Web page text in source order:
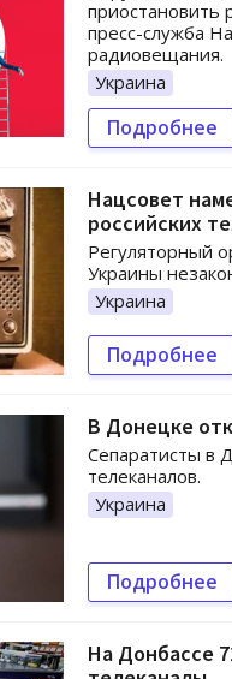
приостановить
пресс-служба
радиовещания.
Украина
Подробнее
Нацсовет
российских
Регуляторный
Украины
Украина
Подробнее
В Донецке
Сепаратисты в
телеканалов.
Украина
Подробнее
На Донбассе